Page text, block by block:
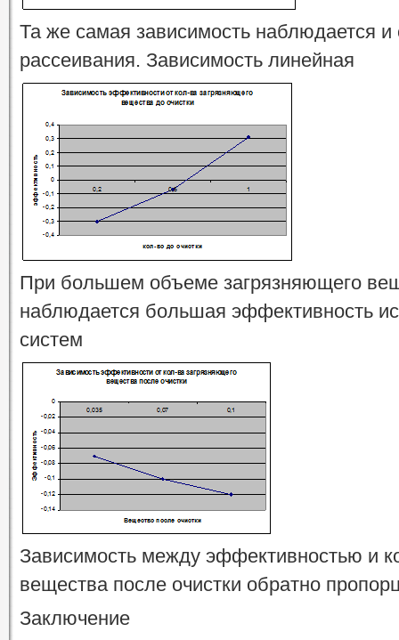
Та же самая зависимость наблюдается
рассеивания. Зависимость линейная
При большем объеме загрязняющего
наблюдается большая эффективность
систем
Зависимость между эффективностью и
вещества после очистки обратно
Заключение